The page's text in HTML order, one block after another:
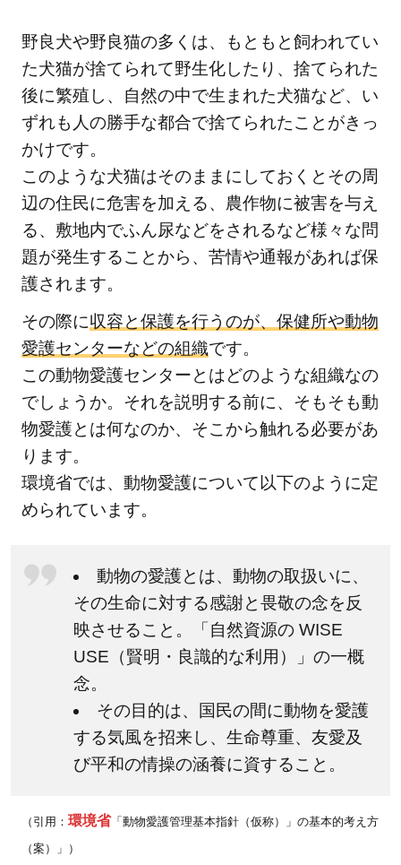
われ
る事
業
1.2
動物
愛護
セン
ター
の殺
処分
ゼロ
を目
指す
取り
組み
動物
愛護
セン
ター
が目
分を
減ら
すた
めの
3つ
のポ
イン
ト
1.4
愛護
野良犬や野良猫の多くは、もともと飼われてい
た犬猫が捨てられて野生化したり、捨てられた
後に繁殖し、自然の中で生まれた犬猫など、い
ずれも人の勝手な都合で捨てられたことがきっ
かけです。
このような犬猫はそのままにしておくとその周
辺の住民に危害を加える、農作物に被害を与え
る、敷地内でふん尿などをされるなど様々な問
題が発生することから、苦情や通報があれば保
護されます。
その際に収容と保護を行うのが、保健所や動物
愛護センターなどの組織です。
この動物愛護センターとはどのような組織なの
でしょうか。それを説明する前に、そもそも動
物愛護とは何なのか、そこから触れる必要があ
ります。
環境省では、動物愛護について以下のように定
められています。
動物の愛護とは、動物の取扱いに、
その生命に対する感謝と畏敬の念を反
映させること。「自然資源の WISE
USE（賢明・良識的な利用）」の一概
念。
その目的は、国民の間に動物を愛護
する気風を招来し、生命尊重、友愛及
び平和の情操の涵養に資すること。
（引用： 環境省「動物愛護管理基本指針（仮称）」の基本的考え方
（案）」）